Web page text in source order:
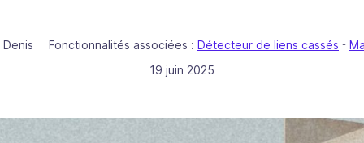
Denis Fonctionnalités associées : Détecteur de liens cassés -
Publié le
19 juin 2025